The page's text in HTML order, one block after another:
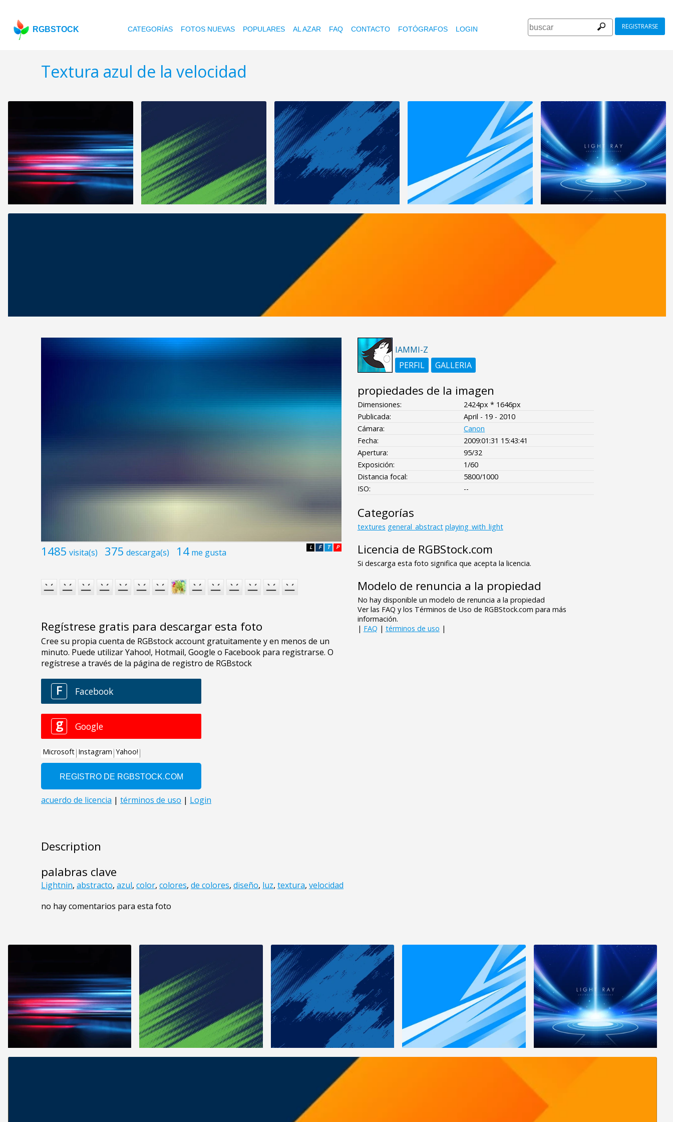
RGBSTOCK CATEGORÍAS FOTOS NUEVAS POPULARES AL AZAR FAQ CONTACTO FOTÓGRAFOS LOGIN REGISTRARSE
Textura azul de la velocidad
1485 visita(s) 375 descarga(s) 14 me gusta P
T
F
L
Regístrese gratis para descargar esta foto
Description
palabras clave
Lightnin, abstracto, azul, color, colores, de colores, diseño, luz, textura, velocidad
no hay comentarios para esta foto
IAMMI-Z
PERFIL
GALLERIA
propiedades de la imagen
Dimensiones:
2424px * 1646px
Publicada:
April - 19 - 2010
Cámara:
Canon
Fecha:
2009:01:31 15:43:41
Apertura:
95/32
Exposición:
1/60
Distancia focal:
5800/1000
ISO:
--
Categorías
textures general_abstract playing_with_light
Licencia de RGBStock.com
Si descarga esta foto significa que acepta la licencia.
Modelo de renuncia a la propiedad
No hay disponible un modelo de renuncia a la propiedad
Ver las FAQ y los Términos de Uso de RGBStock.com para más
información.
| FAQ | términos de uso |